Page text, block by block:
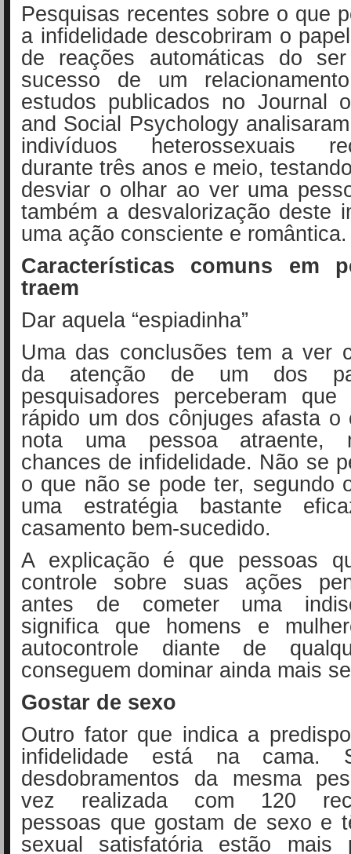
Pesquisas recentes sobre o que
a infidelidade descobriram o
de reações automáticas do
sucesso de um
estudos publicados no Journal
and Social Psychology
indivíduos heterossexuais
durante três anos e meio,
desviar o olhar ao ver uma
também a desvalorização deste
uma ação consciente e romântica.
Características comuns em
traem
Dar aquela “espiadinha”
Uma das conclusões tem a ver
da atenção de um dos
pesquisadores perceberam
rápido um dos cônjuges afasta o
nota uma pessoa atraente,
chances de infidelidade. Não se
o que não se pode ter, segundo
uma estratégia bastante
casamento bem-sucedido.
A explicação é que pessoas
controle sobre suas ações
antes de cometer uma
significa que homens e
autocontrole diante de
conseguem dominar ainda mais
Gostar de sexo
Outro fator que indica a
infidelidade está na cama.
desdobramentos da mesma
vez realizada com 120
pessoas que gostam de sexo e
sexual satisfatória estão mais